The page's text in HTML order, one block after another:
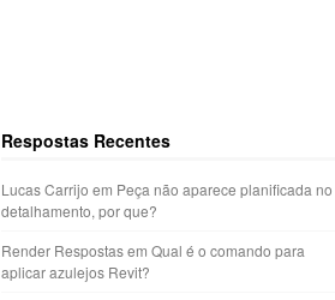
Respostas Recentes
Lucas Carrijo em Peça não aparece planificada no
detalhamento, por que?
Render Respostasem Qual é o comando para
aplicar azulejos Revit?